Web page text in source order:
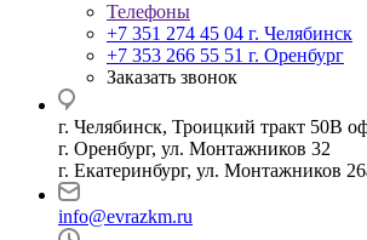
Телефоны
+7 351 274 45 04 г. Челябинск
+7 353 266 55 51 г. Оренбург
Заказать звонок
г. Челябинск, Троицкий тракт 50В
г. Оренбург, ул. Монтажников 32
г. Екатеринбург, ул. Монтажников
info@evrazkm.ru